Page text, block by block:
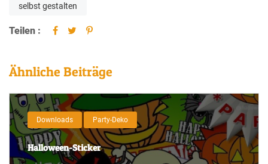
selbst gestalten
Teilen :
Ähnliche Beiträge
Downloads Party-Deko
Halloween-Sticker